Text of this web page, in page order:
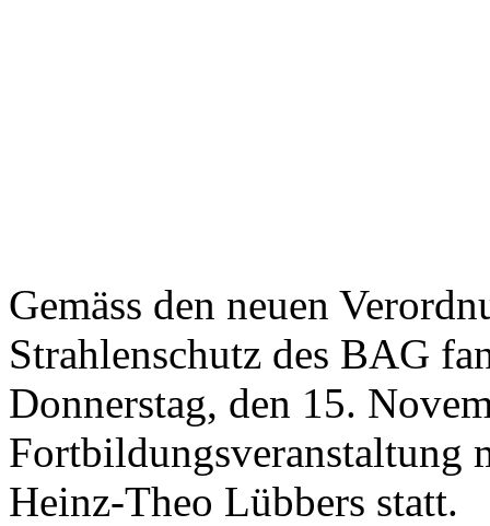
Gemäss den neuen
Strahlenschutz des BAG
Donnerstag, den 15.
Fortbildungsveranstaltung
Heinz-Theo Lübbers statt.